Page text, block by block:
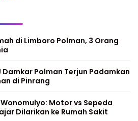
di Limboro Polman, 3 Orang
Damkar Polman Terjun Padamkan
di Pinrang
Motor vs Sepeda
Dilarikan ke Rumah Sakit